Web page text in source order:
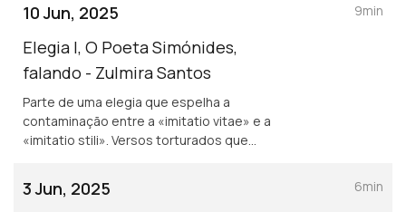
10 Jun, 2025
Elegia I, O Poeta Simónides,
falando - Zulmira Santos
Parte de uma elegia que espelha a
contaminação entre a «imitatio vitae» e a
«imitatio stili». Versos torturados que
Gago)
9min
3 Jun, 2025
6min